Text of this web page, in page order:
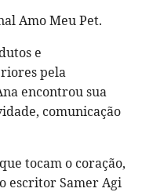
Amo Meu Pet.
e
pela
encontrou sua
comunicação
tocam o coração,
escritor Samer Agi